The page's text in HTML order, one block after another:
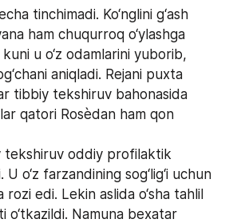
tinchimadi. Ko‘nglini g‘ash
ham chuqurroq o‘ylashga
u o‘z odamlarini yuborib,
aniqladi. Rejani puxta
tibbiy tekshiruv bahonasida
qatori Rosèdan ham qon
tekshiruv oddiy profilaktik
o‘z farzandining sog‘lig‘i uchun
edi. Lekin aslida o‘sha tahlil
o‘tkazildi. Namuna bexatar